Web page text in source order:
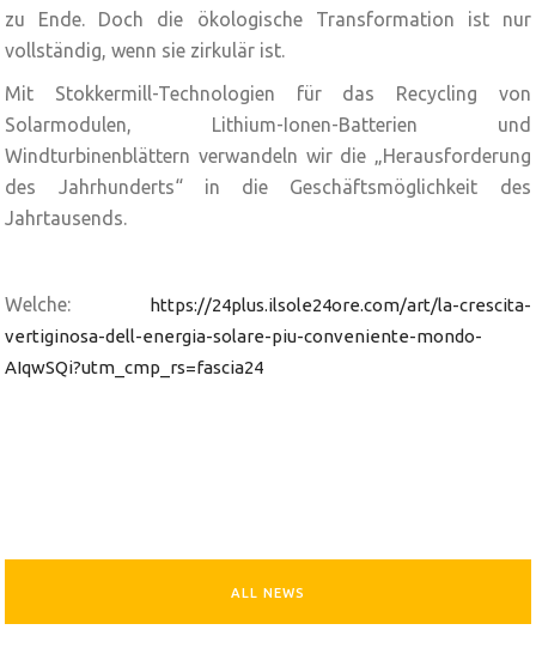
zu Ende. Doch die ökologische Transformation ist nur
vollständig, wenn sie zirkulär ist.
Mit Stokkermill-Technologien für das Recycling von
Solarmodulen, Lithium-Ionen-Batterien und
Windturbinenblättern verwandeln wir die „Herausforderung
des Jahrhunderts“ in die Geschäftsmöglichkeit des
Jahrtausends.
Welche: https://24plus.ilsole24ore.com/art/la-crescita-
vertiginosa-dell-energia-solare-piu-conveniente-mondo-
AIqwSQi?utm_cmp_rs=fascia24
ALL NEWS